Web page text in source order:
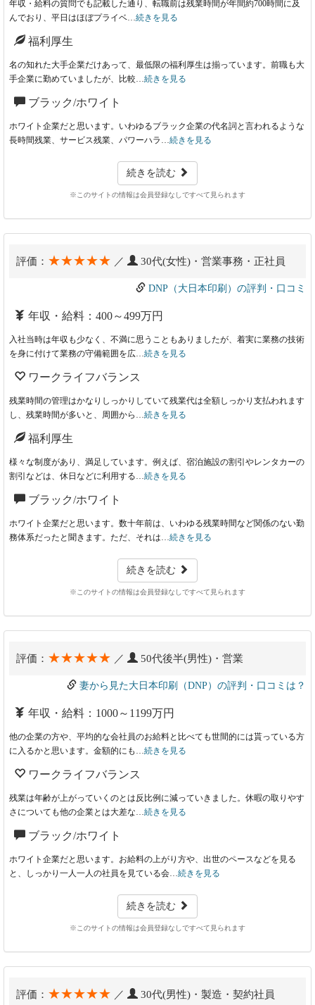
年収・給料の質問でも記載した通り、転職前は残業時間が年間約700時間に及
んでおり、平日はほぼプライベ… 続きを見る
福利厚生
名の知れた大手企業だけあって、最低限の福利厚生は揃っています。前職も大
手企業に勤めていましたが、比較… 続きを見る
ブラック/ホワイト
ホワイト企業だと思います。いわゆるブラック企業の代名詞と言われるような
長時間残業、サービス残業、パワーハラ… 続きを見る
続きを読む
※このサイトの情報は会員登録なしですべて見られます
評価： ★★★★★ ／ 30代(女性)・営業事務・正社員
DNP（大日本印刷）の評判・口コミ
年収・給料：400～499万円
入社当時は年収も少なく、不満に思うこともありましたが、着実に業務の技術
を身に付けて業務の守備範囲を広… 続きを見る
ワークライフバランス
残業時間の管理はかなりしっかりしていて残業代は全額しっかり支払われます
し、残業時間が多いと、周囲から… 続きを見る
福利厚生
様々な制度があり、満足しています。例えば、宿泊施設の割引やレンタカーの
割引などは、休日などに利用する… 続きを見る
ブラック/ホワイト
ホワイト企業だと思います。数十年前は、いわゆる残業時間など関係のない勤
務体系だったと聞きます。ただ、それは… 続きを見る
続きを読む
※このサイトの情報は会員登録なしですべて見られます
評価： ★★★★★ ／ 50代後半(男性)・営業
妻から見た大日本印刷（DNP）の評判・口コミは？
年収・給料：1000～1199万円
他の企業の方や、平均的な会社員のお給料と比べても世間的には貰っている方
に入るかと思います。金額的にも… 続きを見る
ワークライフバランス
残業は年齢が上がっていくのとは反比例に減っていきました。休暇の取りやす
さについても他の企業とは大差な… 続きを見る
ブラック/ホワイト
ホワイト企業だと思います。お給料の上がり方や、出世のペースなどを見る
と、しっかり一人一人の社員を見ている会… 続きを見る
続きを読む
※このサイトの情報は会員登録なしですべて見られます
評価： ★★★★★ ／ 30代(男性)・製造・契約社員